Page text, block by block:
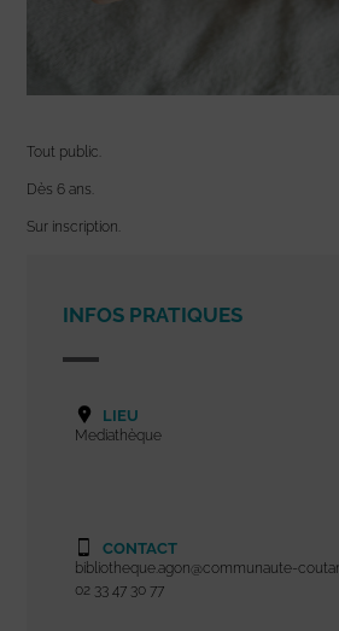
Tout public.
Dès 6 ans.
Sur inscription.
INFOS PRATIQUES
LIEU
Mediathèque
CONTACT
bibliotheque.agon@communaute-
02 33 47 30 77